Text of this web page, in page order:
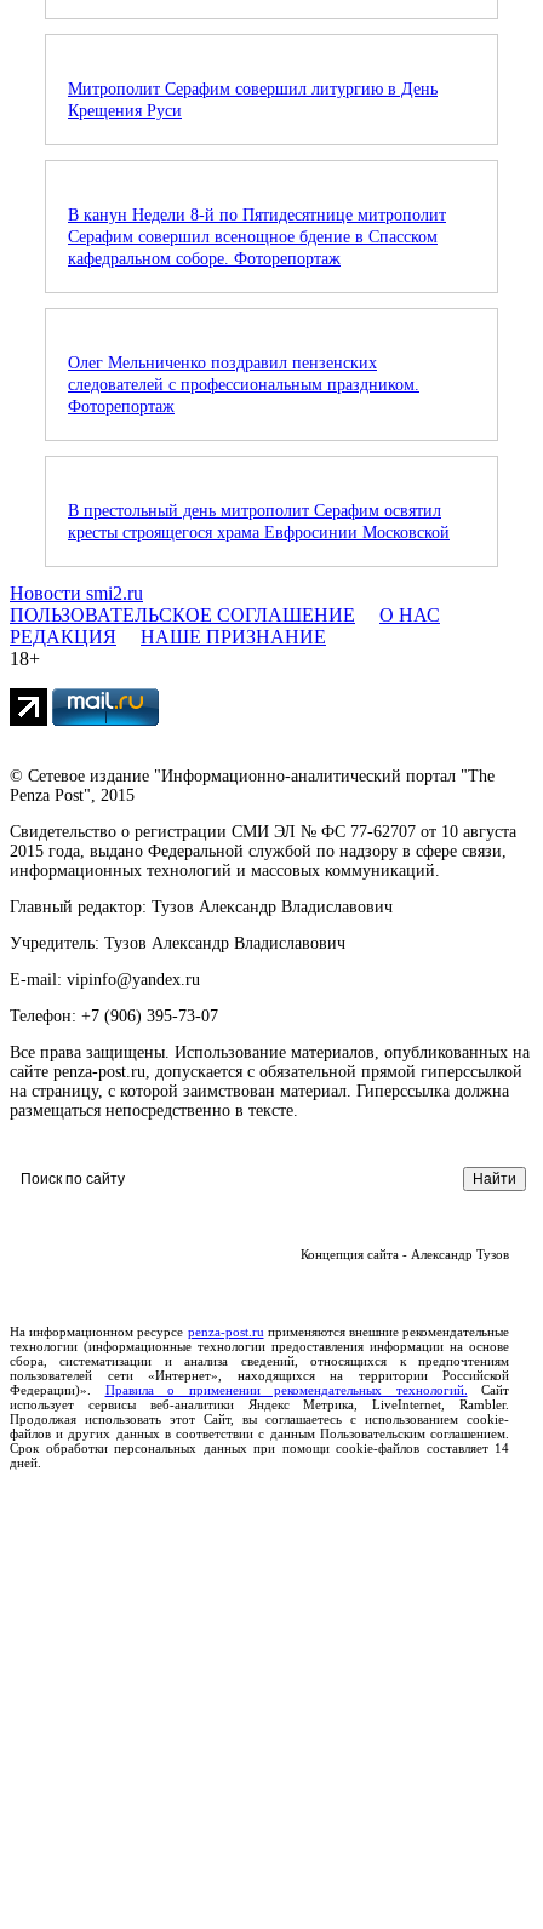
Митрополит Серафим совершил литургию в День
Крещения Руси
В канун Недели 8-й по Пятидесятнице митрополит
Серафим совершил всенощное бдение в Спасском
кафедральном соборе. Фоторепортаж
Олег Мельниченко поздравил пензенских
следователей с профессиональным праздником.
Фоторепортаж
В престольный день митрополит Серафим освятил
кресты строящегося храма Евфросинии Московской
Новости smi2.ru
ПОЛЬЗОВАТЕЛЬСКОЕ СОГЛАШЕНИЕ
О НАС
РЕДАКЦИЯ
НАШЕ ПРИЗНАНИЕ
18+
© Сетевое издание "Информационно-аналитический портал "The
Penza Post", 2015
Свидетельство о регистрации СМИ ЭЛ № ФС 77-62707 от 10 августа
2015 года, выдано Федеральной службой по надзору в сфере связи,
информационных технологий и массовых коммуникаций.
Главный редактор: Тузов Александр Владиславович
Учредитель: Тузов Александр Владиславович
E-mail: vipinfo@yandex.ru
Телефон: +7 (906) 395-73-07
Все права защищены. Использование материалов, опубликованных на
сайте penza-post.ru, допускается с обязательной прямой гиперссылкой
на страницу, с которой заимствован материал. Гиперссылка должна
размещаться непосредственно в тексте.
Концепция сайта - Александр Тузов
На информационном ресурсе penza-post.ru применяются внешние рекомендательные
технологии (информационные технологии предоставления информации на основе
сбора, систематизации и анализа сведений, относящихся к предпочтениям
пользователей сети «Интернет», находящихся на территории Российской
Федерации)». Правила о применении рекомендательных технологий.
Сайт
использует сервисы веб-аналитики Яндекс Метрика, LiveInternet, Rambler.
Продолжая использовать этот Сайт, вы соглашаетесь с использованием cookie-
файлов и других данных в соответствии с данным Пользовательским соглашением.
Срок обработки персональных данных при помощи cookie-файлов составляет 14
дней.